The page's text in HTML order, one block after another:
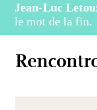
Jean-Luc
le mot de la fin.